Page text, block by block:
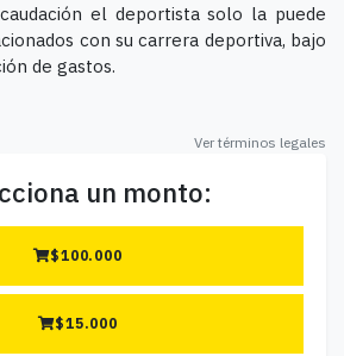
el deportista solo la puede
con su carrera deportiva, bajo
de gastos.
Ver términos legales
un monto:
$100.000
$15.000